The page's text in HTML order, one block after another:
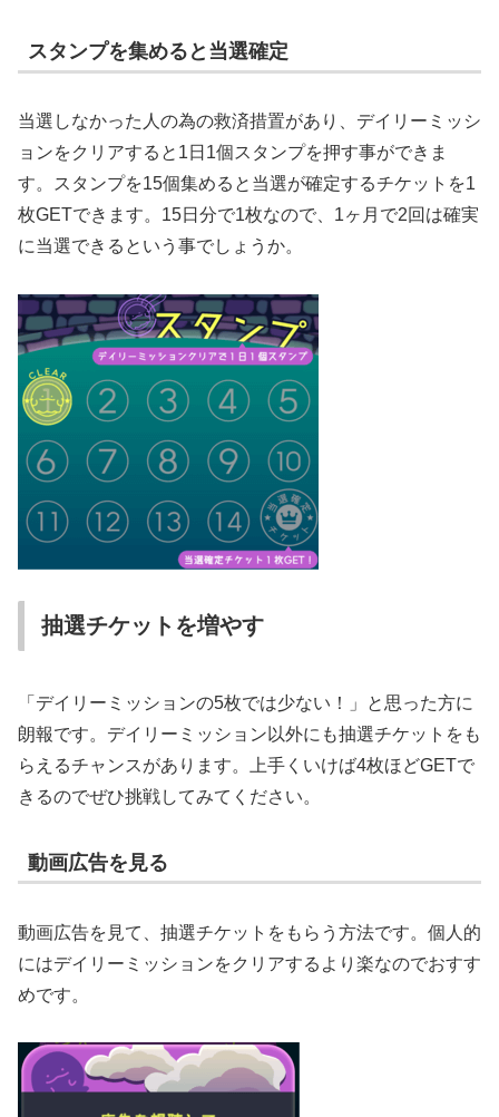
スタンプを集めると当選確定
当選しなかった人の為の救済措置があり、デイリーミッシ
ョンをクリアすると1日1個スタンプを押す事ができま
す。スタンプを15個集めると当選が確定するチケットを1
枚GETできます。15日分で1枚なので、1ヶ月で2回は確実
に当選できるという事でしょうか。
抽選チケットを増やす
「デイリーミッションの5枚では少ない！」と思った方に
朗報です。デイリーミッション以外にも抽選チケットをも
らえるチャンスがあります。上手くいけば4枚ほどGETで
きるのでぜひ挑戦してみてください。
動画広告を見る
動画広告を見て、抽選チケットをもらう方法です。個人的
にはデイリーミッションをクリアするより楽なのでおすす
めです。